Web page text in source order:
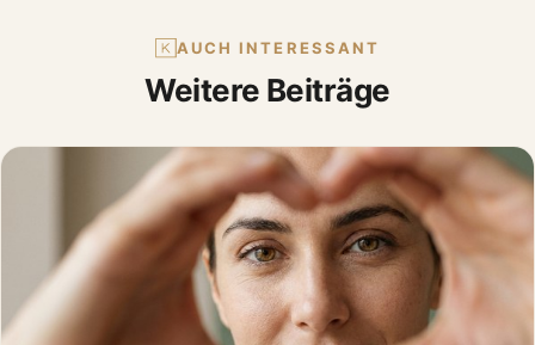
AUCH INTERESSANT
Weitere Beiträge